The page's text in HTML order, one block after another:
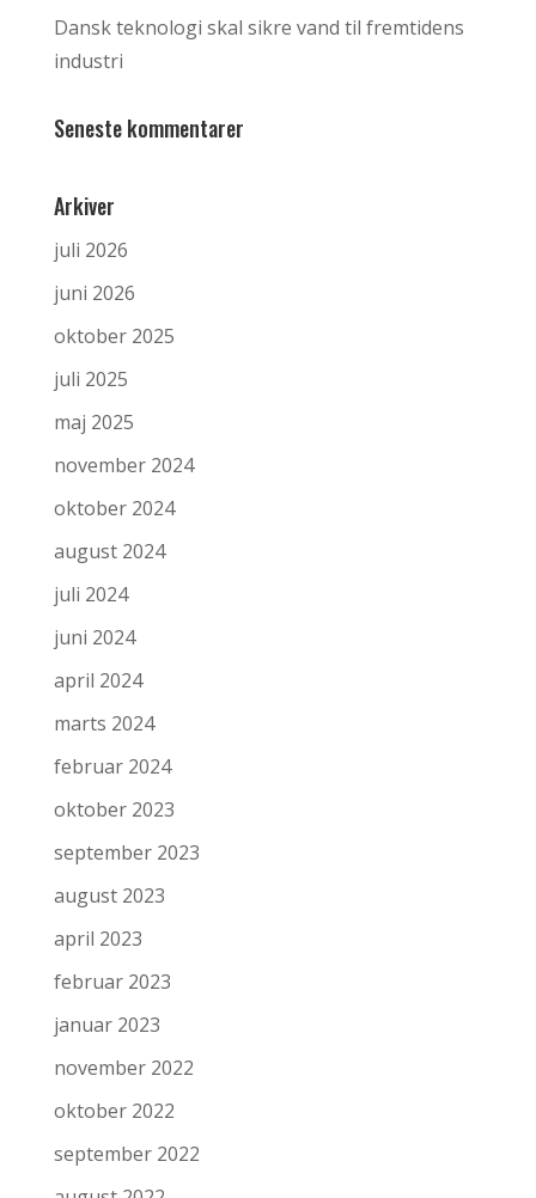
Dansk teknologi skal sikre vand til fremtidens
industri
Seneste kommentarer
Arkiver
juli 2026
juni 2026
oktober 2025
juli 2025
maj 2025
november 2024
oktober 2024
august 2024
juli 2024
juni 2024
april 2024
marts 2024
februar 2024
oktober 2023
september 2023
august 2023
april 2023
februar 2023
januar 2023
november 2022
oktober 2022
september 2022